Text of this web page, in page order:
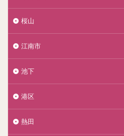
桜山
江南市
池下
港区
熱田